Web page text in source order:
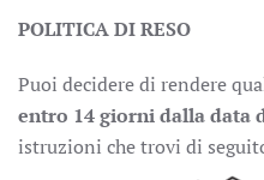
POLITICA DI RESO
Puoi decidere di rendere
entro 14 giorni dalla data
istruzioni che trovi di